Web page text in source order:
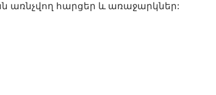
առնչվող հարցեր և առաջարկներ: